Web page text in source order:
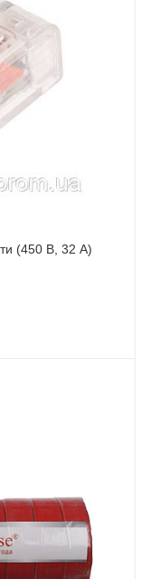
(450 В, 32 А)